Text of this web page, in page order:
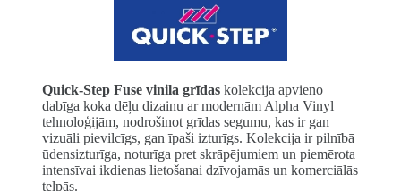
Quick-Step Fuse vinila grīdaskolekcija apvieno
dabīga koka dēļu dizainu ar modernām Alpha Vinyl
tehnoloģijām, nodrošinot grīdas segumu, kas ir gan
vizuāli pievilcīgs, gan īpaši izturīgs. Kolekcija ir pilnībā
ūdensizturīga, noturīga pret skrāpējumiem un piemērota
intensīvai ikdienas lietošanai dzīvojamās un komerciālās
telpās.